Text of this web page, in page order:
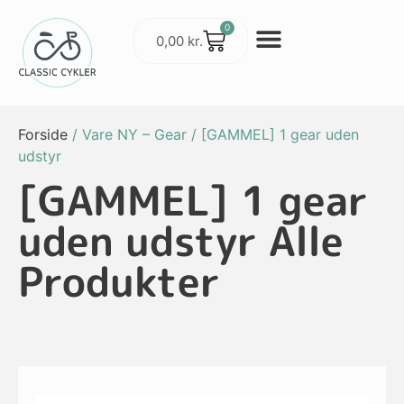
0,00 kr.
0
Forside / Vare NY – Gear / [GAMMEL] 1 gear uden
udstyr
[GAMMEL] 1 gear
uden udstyr Alle
Produkter